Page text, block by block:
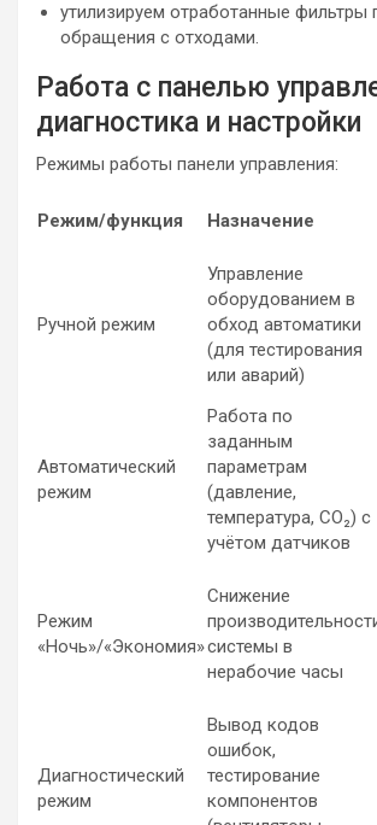
утилизируем отработанные фильтры
обращения с отходами.
Работа с панелью
диагностика и настройки
Режимы работы панели управления:
Режим/функция Назначение
Ручной режим
Управление
оборудованием в
обход автоматики
(для тестирования
или аварий)
Автоматический
режим
Работа по
заданным
параметрам
(давление,
температура, CO₂) с
учётом датчиков
Режим
«Ночь»/«Экономия»
Снижение
системы в
нерабочие часы
Диагностический
режим
Вывод кодов
ошибок,
тестирование
компонентов